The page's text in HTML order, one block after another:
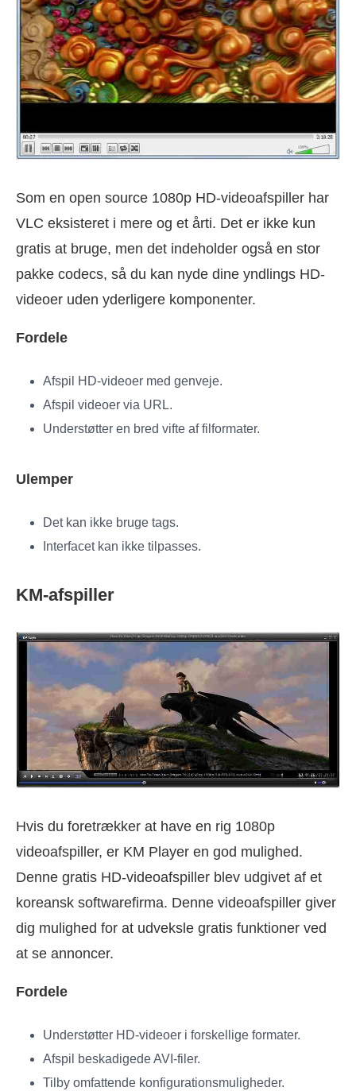
Som en open source 1080p HD-videoafspiller har
VLC eksisteret i mere og et årti. Det er ikke kun
gratis at bruge, men det indeholder også en stor
pakke codecs, så du kan nyde dine yndlings HD-
videoer uden yderligere komponenter.
Fordele
Afspil HD-videoer med genveje.
Afspil videoer via URL.
Understøtter en bred vifte af filformater.
Ulemper
Det kan ikke bruge tags.
Interfacet kan ikke tilpasses.
KM-afspiller
Hvis du foretrækker at have en rig 1080p
videoafspiller, er KM Player en god mulighed.
Denne gratis HD-videoafspiller blev udgivet af et
koreansk softwarefirma. Denne videoafspiller giver
dig mulighed for at udveksle gratis funktioner ved
at se annoncer.
Fordele
Understøtter HD-videoer i forskellige formater.
Afspil beskadigede AVI-filer.
Tilby omfattende konfigurationsmuligheder.